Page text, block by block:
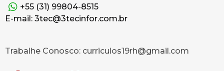
+55 (31) 99804-8515
E-mail: 3tec@3tecinfor.com.br
Trabalhe Conosco: curriculos19rh@gmail.com